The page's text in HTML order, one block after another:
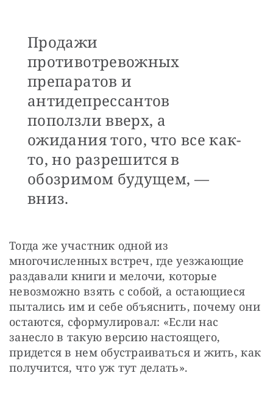
Продажи
противотревожных
препаратов и
антидепрессантов
поползли вверх, а
ожидания того, что все как-
то, но разрешится в
обозримом будущем, —
вниз.
Тогда же участник одной из
многочисленных встреч, где уезжающие
раздавали книги и мелочи, которые
невозможно взять с собой, а остающиеся
пытались им и себе объяснить, почему они
остаются, сформулировал: «Если нас
занесло в такую версию настоящего,
придется в нем обустраиваться и жить, как
получится, что уж тут делать».